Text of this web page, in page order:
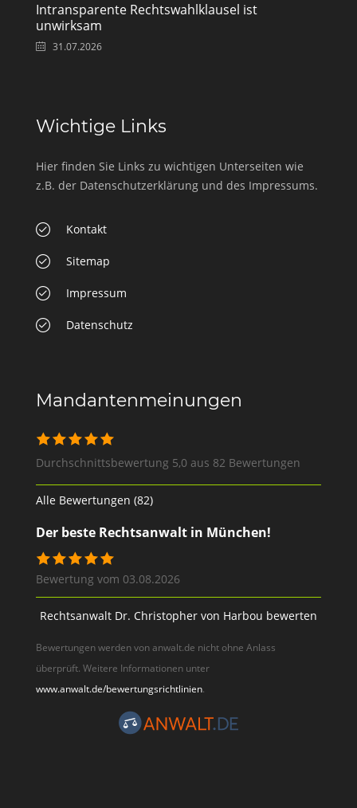
Intransparente Rechtswahlklausel ist
unwirksam
31.07.2026
Wichtige Links
Hier finden Sie Links zu wichtigen Unterseiten wie
z.B. der Datenschutzerklärung und des Impressums.
Kontakt
Sitemap
Impressum
Datenschutz
Mandantenmeinungen
Durchschnittsbewertung 5,0 aus 82 Bewertungen
Alle Bewertungen (82)
Der beste Rechtsanwalt in München!
Bewertung vom 03.08.2026
Rechtsanwalt Dr. Christopher von Harbou bewerten
Bewertungen werden von anwalt.de nicht ohne Anlass
überprüft. Weitere Informationen unter
www.anwalt.de/bewertungsrichtlinien.